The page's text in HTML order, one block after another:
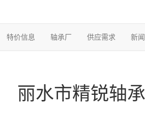
特价信息 轴承厂 供应需求 新
丽水市精锐轴